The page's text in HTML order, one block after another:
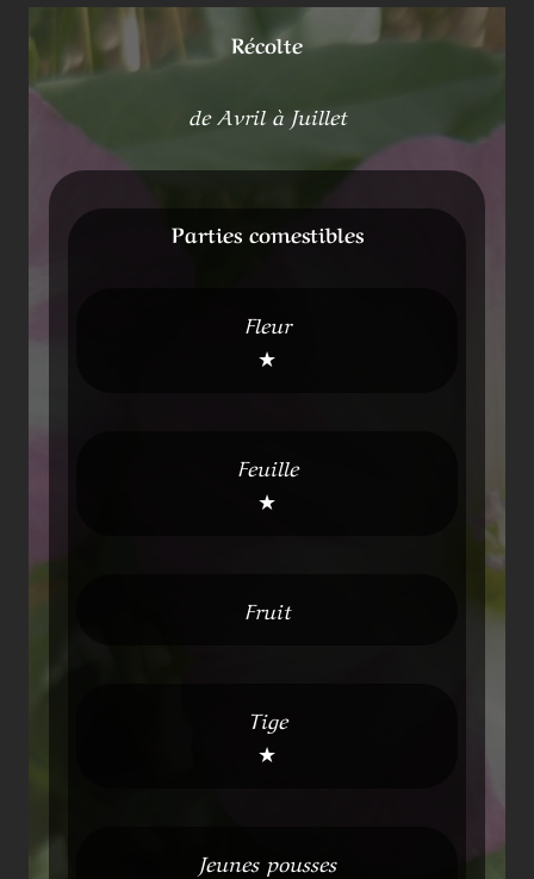
Récolte
de Avril à Juillet
Parties comestibles
Fleur
★
Feuille
★
Fruit
Tige
★
Jeunes pousses